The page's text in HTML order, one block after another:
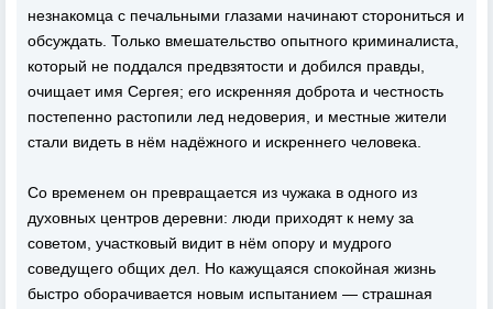
незнакомца с печальными глазами начинают сторониться и
обсуждать. Только вмешательство опытного криминалиста,
который не поддался предвзятости и добился правды,
очищает имя Сергея; его искренняя доброта и честность
постепенно растопили лед недоверия, и местные жители
стали видеть в нём надёжного и искреннего человека.
Со временем он превращается из чужака в одного из
духовных центров деревни: люди приходят к нему за
советом, участковый видит в нём опору и мудрого
соведущего общих дел. Но кажущаяся спокойная жизнь
быстро оборачивается новым испытанием — страшная